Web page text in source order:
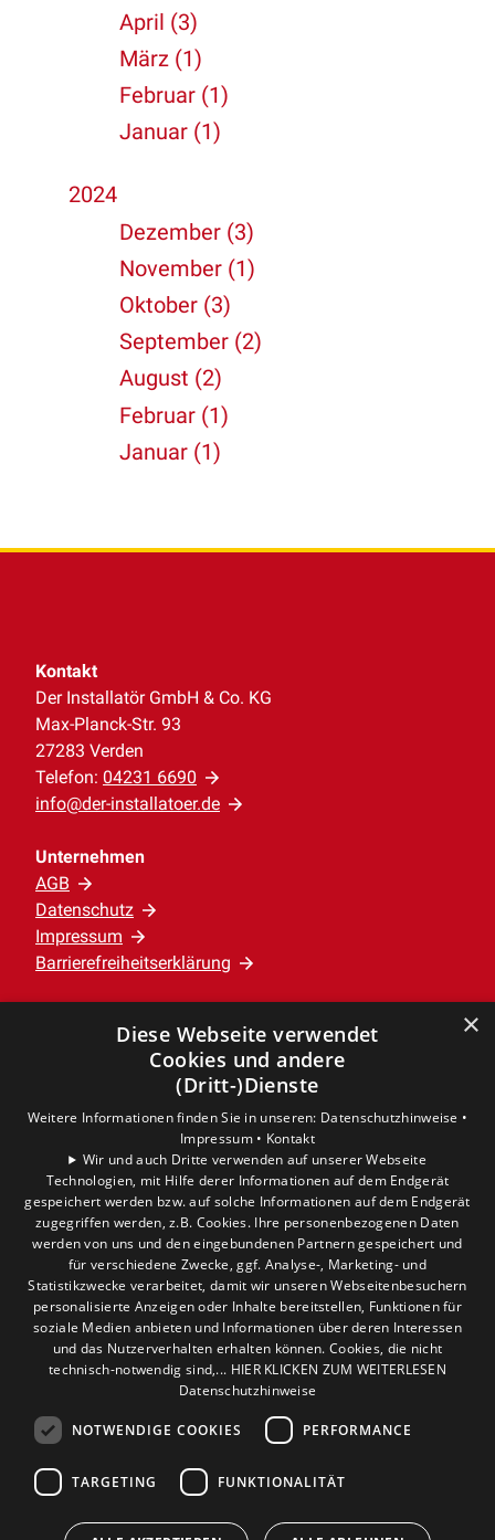
April (3)
März (1)
Februar (1)
Januar (1)
2024
Dezember (3)
November (1)
Oktober (3)
September (2)
August (2)
Februar (1)
Januar (1)
Kontakt
Der Installatör GmbH & Co. KG
Max-Planck-Str. 93
27283 Verden
Telefon: 04231 6690
info@der-installatoer.de
Unternehmen
AGB
Datenschutz
Impressum
Barrierefreiheitserklärung
Leistungen
Standort
Verden
×
Diese Webseite verwendet
Cookies und andere
(Dritt-)Dienste
Weitere Informationen finden Sie in unseren: Datenschutzhinweise •
Impressum • Kontakt
Wir und auch Dritte verwenden auf unserer Webseite
Technologien, mit Hilfe derer Informationen auf dem Endgerät
gespeichert werden bzw. auf solche Informationen auf dem Endgerät
zugegriffen werden, z.B. Cookies. Ihre personenbezogenen Daten
werden von uns und den eingebundenen Partnern gespeichert und
für verschiedene Zwecke, ggf. Analyse-, Marketing- und
Statistikzwecke verarbeitet, damit wir unseren Webseitenbesuchern
personalisierte Anzeigen oder Inhalte bereitstellen, Funktionen für
soziale Medien anbieten und Informationen über deren Interessen
und das Nutzerverhalten erhalten können. Cookies, die nicht
technisch-notwendig sind,... HIER KLICKEN ZUM WEITERLESEN
Datenschutzhinweise
NOTWENDIGE COOKIES PERFORMANCE
TARGETING FUNKTIONALITÄT